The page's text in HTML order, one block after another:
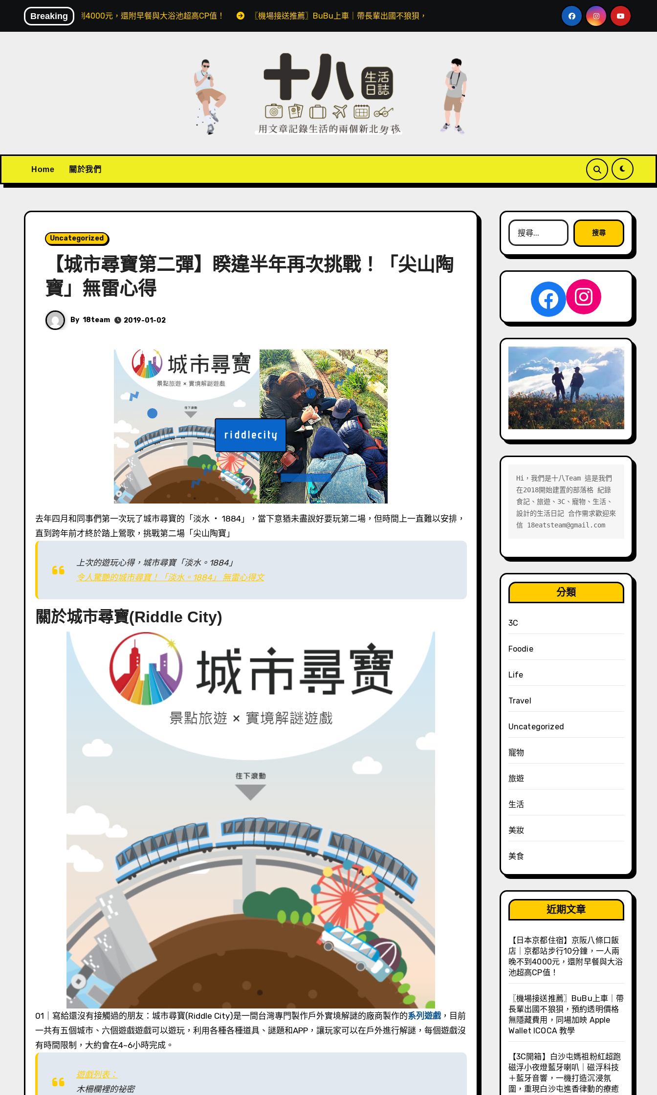
content
Breaking
到4000元，還附早餐與大浴池超高CP值！ 〖機場接送推薦〗BuBu上車｜帶長輩出國不狼狽，預約透明價格無隱藏費用，同場加映 Apple Wallet ICOCA 教學 【3C開箱】白
Home 關於我們
Uncategorized
【城市尋寶第二彈】睽違半年再次挑戰！「尖山陶
寶」無雷心得
By 18team 2019-01-02
去年四月和同事們第一次玩了城市尋寶的「淡水 ‧ 1884」，當下意猶未盡說好要玩第二場，但時間上一直難以安排，
直到跨年前才終於踏上鶯歌，挑戰第二場「尖山陶寶」
上次的遊玩心得，城市尋寶「淡水。1884」
令人驚艷的城市尋寶！「淡水。1884」 無雷心得文
關於城市尋寶(Riddle City)
01｜寫給還沒有接觸過的朋友：城市尋寶(Riddle City)是一間台灣專門製作戶外實境解謎的廠商製作的系列遊戲 ，目前
一共有五個城市、六個遊戲遊戲可以遊玩，利用各種各種道具、謎題和APP，讓玩家可以在戶外進行解謎，每個遊戲沒
有時間限制，大約會在4~6小時完成。
遊戲列表：
木柵欄裡的祕密
搜
尋
關
Facebook
Hi，我們是十八Team 這是我們
在2018開始建置的部落格 紀錄
食記、旅遊、3C、寵物、生活、
設計的生活日記 合作需求歡迎來
信 18eatsteam@gmail.com
分類
3C
Foodie
Life
Travel
Uncategorized
寵物
旅遊
生活
美妝
美食
近期文章
【日本京都住宿】京阪八條口飯
店｜京都站步行10分鐘，一人兩
晚不到4000元，還附早餐與大浴
池超高CP值！
〖機場接送推薦〗BuBu上車｜帶
長輩出國不狼狽，預約透明價格
無隱藏費用，同場加映 Apple
Wallet ICOCA 教學
【3C開箱】白沙屯媽祖粉紅超跑
磁浮小夜燈藍牙喇叭｜磁浮科技
＋藍牙音響，一機打造沉浸氛
圍，重現白沙屯進香律動的療癒